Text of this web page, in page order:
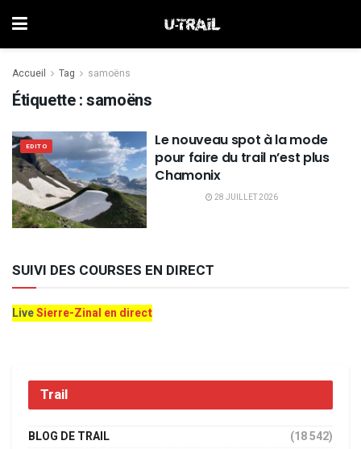
Accueil Tag samoëns
Étiquette :samoëns
EDITO
Le nouveau spot à la mode
pour faire du trail n’est plus
Chamonix
28 JUILLET 2026
SUIVI DES COURSES EN DIRECT
LiveSierre-Zinal en direct
Trail
BLOG DE TRAIL (18 542)